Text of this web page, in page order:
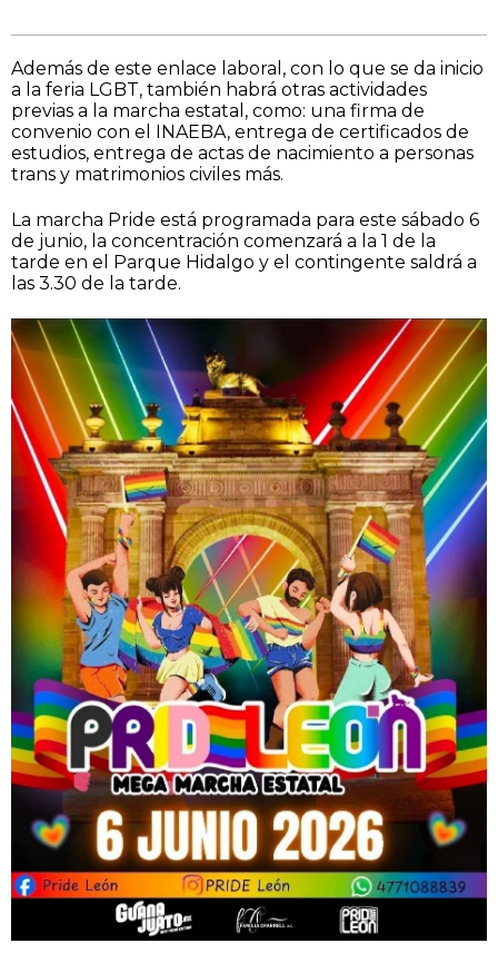
Además de este enlace laboral, con lo que se da inicio
a la feria LGBT, también habrá otras actividades
previas a la marcha estatal, como: una firma de
convenio con el INAEBA, entrega de certificados de
estudios, entrega de actas de nacimiento a personas
trans y matrimonios civiles más.
La marcha Pride está programada para este sábado 6
de junio, la concentración comenzará a la 1 de la
tarde en el Parque Hidalgo y el contingente saldrá a
las 3.30 de la tarde.